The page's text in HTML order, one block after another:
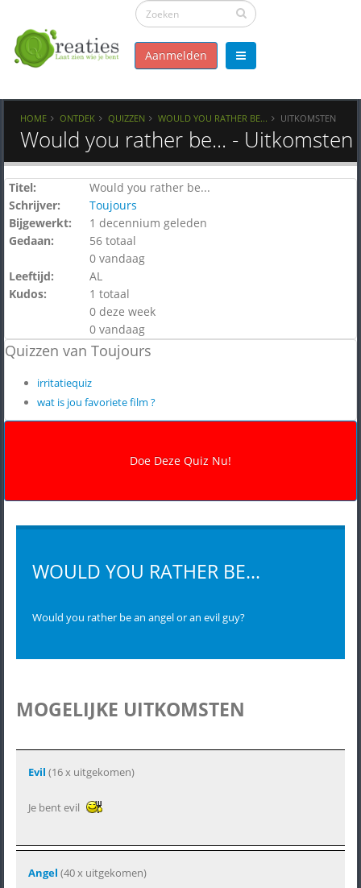
Aanmelden
HOME ONTDEK QUIZZEN WOULD YOU RATHER BE... UITKOMSTEN
Would you rather be... - Uitkomsten
Titel:
Would you rather be...
Schrijver:
Toujours
Bijgewerkt:
1 decennium geleden
Gedaan:
56 totaal
0 vandaag
Leeftijd:
AL
Kudos:
1 totaal
0 deze week
0 vandaag
Quizzen van Toujours
irritatiequiz
wat is jou favoriete film ?
WOULD YOU RATHER BE...
Would you rather be an angel or an evil guy?
MOGELIJKE UITKOMSTEN
Evil (16 x uitgekomen)
Je bent evil
Angel (40 x uitgekomen)